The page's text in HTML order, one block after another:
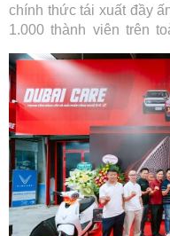
chính thức tái xuất đầy
1.000 thành viên trên
Việt Nam trong hành
cho cộng đồng.